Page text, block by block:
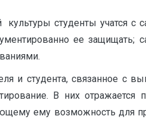
студенты учатся с
ее защищать;
и студента, связанное с
В них
ему возможность для